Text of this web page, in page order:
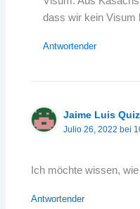
dass wir kein Visum
Antwortender
Jaime Luis
Julio 26, 2022 bei
Ich möchte wissen,
Antwortender